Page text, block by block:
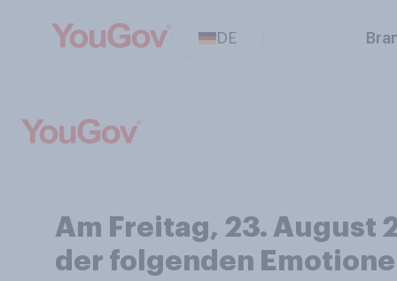
DE
Am Freitag, 23. August
der folgenden